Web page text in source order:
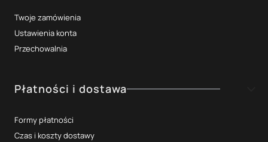
Twoje zamówienia
Ustawienia konta
Przechowalnia
Płatności i dostawa
Formy płatności
Czas i koszty dostawy